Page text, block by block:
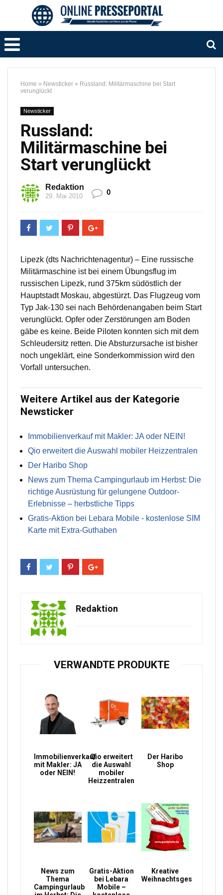
Home » Newsticker » Russland: Militärmaschine bei Start
verunglückt
Newsticker
Russland:
Militärmaschine bei
Start verunglückt
Redaktion
29. Mai 2010 0
Lipezk (dts Nachrichtenagentur) – Eine russische
Militärmaschine ist bei einem Übungsflug im
russischen Lipezk, rund 375km südöstlich der
Hauptstadt Moskau, abgestürzt. Das Flugzeug vom
Typ Jak-130 sei nach Behördenangaben beim Start
verunglückt. Opfer oder Zerstörungen am Boden
gäbe es keine. Beide Piloten konnten sich mit dem
Schleudersitz retten. Die Absturzursache ist bisher
noch ungeklärt, eine Sonderkommission wird den
Vorfall untersuchen.
Weitere Artikel aus der Kategorie
Newsticker
Immobilienverkauf mit Makler: JA oder NEIN!
Qio erweitert die Auswahl mobiler Heizzentralen
Der Haribo Shop
News zum Thema Campingurlaub im Herbst: Die
richtige Ausrüstung für gelungene Outdoor-
Erlebnisse – herbstliche Tipps
Gratis-Aktion bei Lebara Mobile - kostenlose SIM
Karte mit Extra-Guthaben
Redaktion
VERWANDTE PRODUKTE
Immobilienverkauf
mit Makler: JA
oder NEIN!
Qio erweitert
die Auswahl
mobiler
Heizzentralen
Der Haribo
Shop
News zum
Thema
Campingurlaub
Gratis-Aktion
bei Lebara
Mobile –
Kreative
Weihnachtsgeschenke